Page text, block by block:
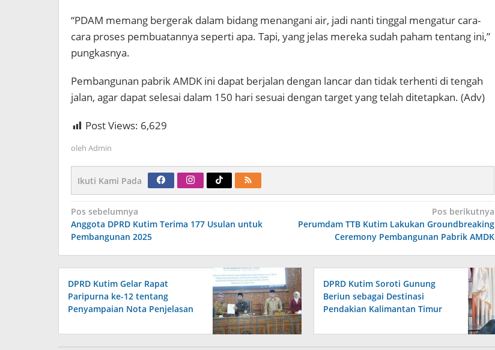
“PDAM memang bergerak dalam bidang menangani air, jadi nanti tinggal mengatur cara-
cara proses pembuatannya seperti apa. Tapi, yang jelas mereka sudah paham tentang ini,”
pungkasnya.
Pembangunan pabrik AMDK ini dapat berjalan dengan lancar dan tidak terhenti di tengah
jalan, agar dapat selesai dalam 150 hari sesuai dengan target yang telah ditetapkan. (Adv)
Post Views: 6,629
oleh Admin
Ikuti Kami Pada
Navigasi
pos
Pos sebelumnya
Anggota DPRD Kutim Terima 177 Usulan untuk
Pembangunan 2025
Pos berikutnya
Perumdam TTB Kutim Lakukan Groundbreaking
Ceremony Pembangunan Pabrik AMDK
DPRD Kutim Gelar Rapat
Paripurna ke-12 tentang
Penyampaian Nota Penjelasan
APBD 2026
DPRD Kutim Soroti Gunung
Beriun sebagai Destinasi
Pendakian Kalimantan Timur